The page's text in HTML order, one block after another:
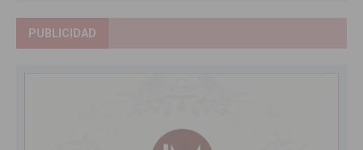
PUBLICIDAD